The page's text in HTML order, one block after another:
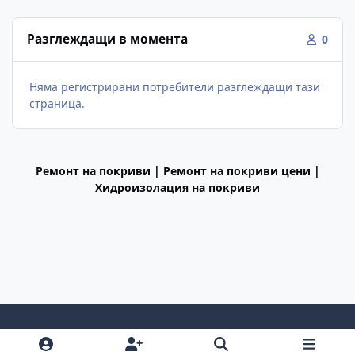
Разглеждащи в момента 0
Няма регистрирани потребители разглеждащи тази
страница.
Ремонт на покриви | Ремонт на покриви цени |
Хидроизолация на покриви